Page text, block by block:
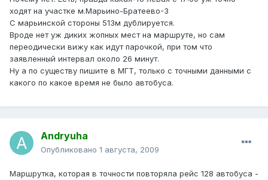
ходят на участке м.Марьино-Братеево-3
С марьинской стороны 513м дублируется.
Вроде нет уж диких жопных мест на маршруте, но сам
переодически вижу как идут парочкой, при том что
заявленный интервал около 26 минут.
Ну а по существу пишите в МГТ, только с точными данными с
какого по какое время не было автобуса.
Andryuha
Опубликовано 1 августа, 2009
Маршрутка, которая в точности повторяла рейс 128 автобуса -